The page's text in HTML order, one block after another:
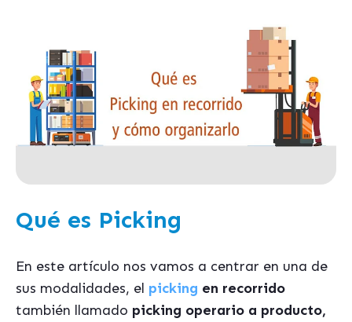
Qué es Picking
En este artículo nos vamos a centrar en una de
sus modalidades, el picking en recorrido
también llamado picking operario a producto,